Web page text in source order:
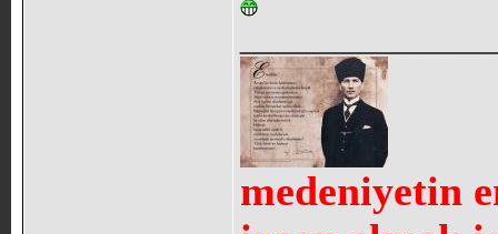
medeniyetin